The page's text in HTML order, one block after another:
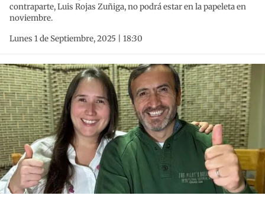
contraparte, Luis Rojas Zuñiga, no podrá estar en la papeleta en
noviembre.
Lunes 1 de Septiembre, 2025 | 18:30